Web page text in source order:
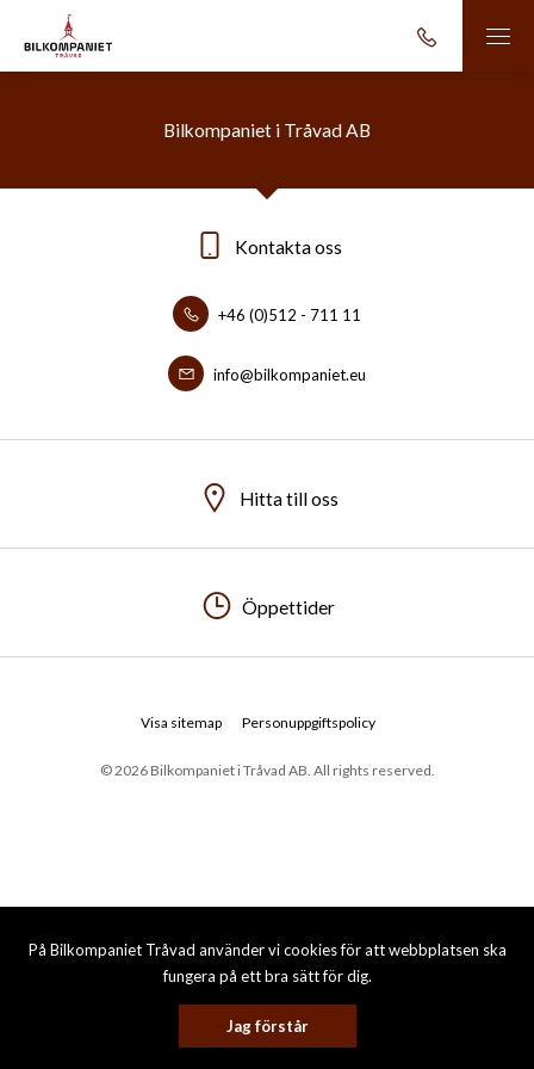
På Bilkompaniet Tråvad använder vi cookies för att webbplatsen ska
fungera på ett bra sätt för dig.
Jag förstår
Bilkompaniet i Tråvad AB
Kontakta oss
+46 (0)512 - 711 11
info@bilkompaniet.eu
Hitta till oss
Öppettider
© 2026 Bilkompaniet i Tråvad AB. All rights reserved.
Visa sitemap Personuppgiftspolicy